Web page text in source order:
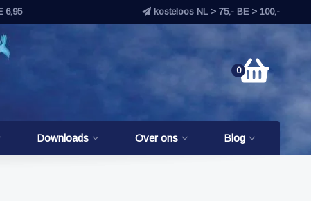
6,95 kosteloos NL > 75,- BE > 100,-
0
Downloads Over ons Blog